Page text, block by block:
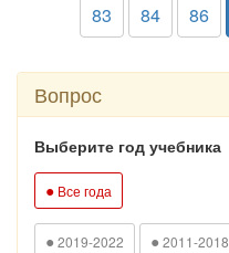
83 84 86
Вопрос
Выберите год учебника
● Все года
● 2019-2022 ● 2011-2018